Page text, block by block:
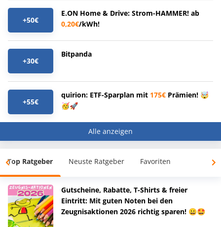
+50€
E.ON Home & Drive: Strom-HAMMER! ab
0,20€/kWh!
+30€
Bitpanda
+55€
quirion: ETF-Sparplan mit 175€ Prämien! 🤯
🥳🚀
Alle anzeigen
Top Ratgeber Neuste Ratgeber Favoriten
Gutscheine, Rabatte, T-Shirts & freier
Eintritt: Mit guten Noten bei den
Zeugnisaktionen 2026 richtig sparen! 😀🤩